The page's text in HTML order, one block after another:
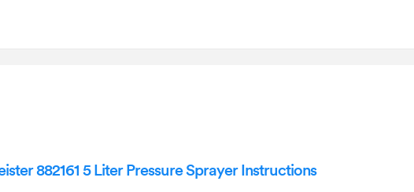
882161 5 Liter Pressure Sprayer Instructions